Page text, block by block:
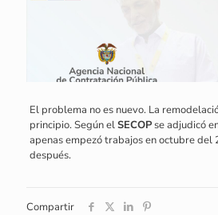
El problema no es nuevo. La
principio. Según elSECOPse adjudicó
apenas empezó trabajos en octubre del
después.
Compartir